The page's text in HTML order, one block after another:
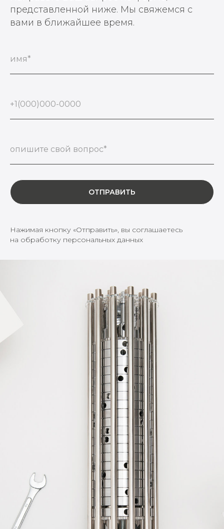
представленной ниже. Мы свяжемся с
вами в ближайшее время.
имя*
+1(000)000-0000
опишите свой вопрос*
ОТПРАВИТЬ
Нажимая кнопку «Отправить», вы соглашаетесь
на обработку персональных данных